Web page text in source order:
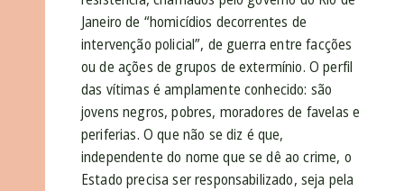
Janeiro de “homicídios decorrentes de
intervenção policial”, de guerra entre facções
ou de ações de grupos de extermínio. O perfil
das vítimas é amplamente conhecido: são
jovens negros, pobres, moradores de favelas e
periferias. O que não se diz é que,
independente do nome que se dê ao crime, o
Estado precisa ser responsabilizado, seja pela